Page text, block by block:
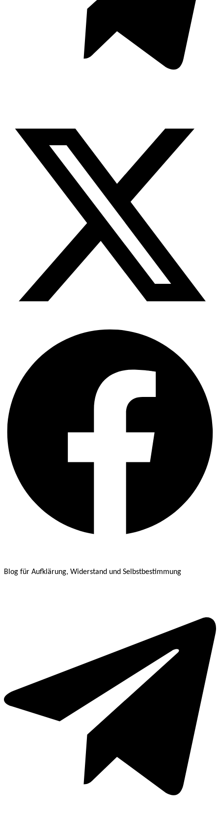
Blog für Aufklärung, Widerstand und Selbstbestimmung